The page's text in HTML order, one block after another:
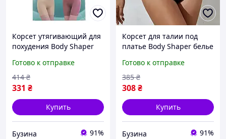
Корсет утягивающий для
похудения Body Shaper
пояс для коррекции
фигуры buzyna
Готово к отправке
331 ₴
414 ₴
Купить
Бузина 91%
Корсет для талии под
платье Body Shaper белье
размер S buzyna
Готово к отправке
308₴
385 ₴
Купить
Бузина 91%